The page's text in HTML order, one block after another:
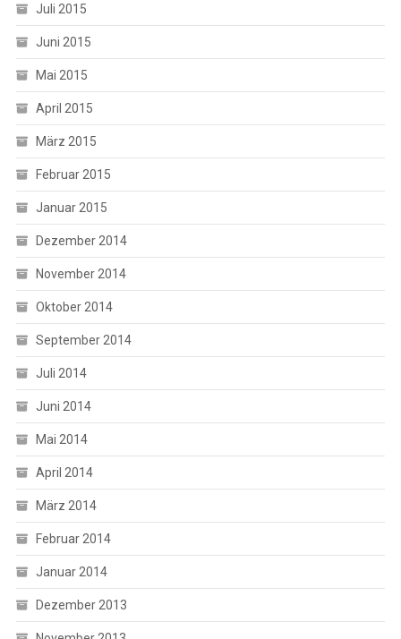
Juli 2015
Juni 2015
Mai 2015
April 2015
März 2015
Februar 2015
Januar 2015
Dezember 2014
November 2014
Oktober 2014
September 2014
Juli 2014
Juni 2014
Mai 2014
April 2014
März 2014
Februar 2014
Januar 2014
Dezember 2013